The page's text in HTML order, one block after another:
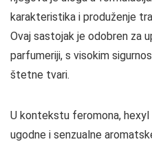
karakteristika i produženje
Ovaj sastojak je odobren za
parfumeriji, s visokim
štetne tvari.
U kontekstu feromona,
ugodne i senzualne